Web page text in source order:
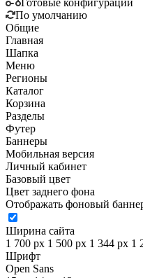
Готовые конфигурации
По умолчанию
Общие
Главная
Шапка
Меню
Регионы
Каталог
Корзина
Разделы
Футер
Баннеры
Мобильная версия
Личный кабинет
Базовый цвет
Цвет заднего фона
Отображать фоновый
Ширина сайта
1 700 px 1 500 px 1 344 px 1
Шрифт
Open Sans